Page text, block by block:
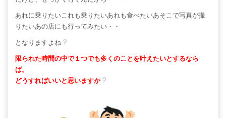
あれに乗りたいこれも乗りたいあれも食べたいあそこで写真が撮
りたいあの店にも行ってみたい・・
となりますよね
限られた時間の中で１つでも多くのことを叶えたいとするなら
ば。
どうすればいいと思いますか